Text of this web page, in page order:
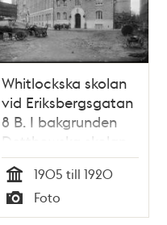
Whitlockska skolan
vid Eriksbergsgatan
8 B. I bakgrunden
Detthowska skolan
Tid
1905 till 1920
Typ
Foto